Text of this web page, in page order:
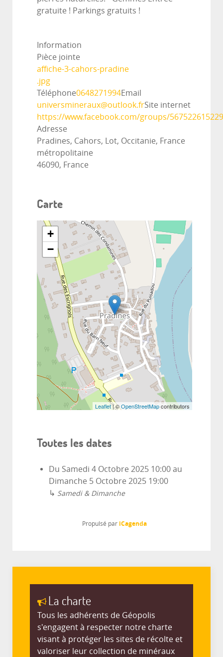
gratuite ! Parkings gratuits !
Information
Pièce jointe
affiche-3-cahors-pradine
.jpg
Téléphone0648271994Email
universmineraux@outlook.frSite internet
https://www.facebook.com/groups/
Adresse
Pradines, Cahors, Lot, Occitanie, France
métropolitaine
46090, France
Carte
+
−
Leaflet| ©OpenStreetMapcontributors
Toutes les dates
Du Samedi 4 Octobre 2025 10:00 au
Dimanche 5 Octobre 2025 19:00
↳ Samedi & Dimanche
Propulsé par iCagenda
La charte
Tous les adhérents de Géopolis
s'engagent à respecter notre charte
visant à protéger les sites de récolte et
valoriser leur collection de minéraux